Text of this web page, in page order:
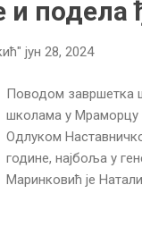
и
јун 28, 2024
Поводом завршетка
школама у Мраморцу
Одлуком
године, најбоља у
Маринковић је